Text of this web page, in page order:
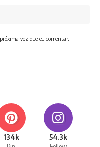
vez que eu comentar.
134k 54.3k